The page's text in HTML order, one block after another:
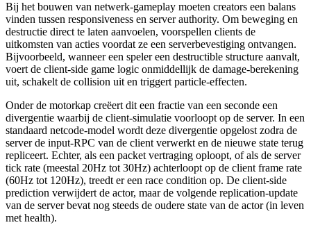
Bij het bouwen van netwerk-gameplay moeten creators een balans
vinden tussen responsiveness en server authority. Om beweging en
destructie direct te laten aanvoelen, voorspellen clients de
uitkomsten van acties voordat ze een serverbevestiging ontvangen.
Bijvoorbeeld, wanneer een speler een destructible structure aanvalt,
voert de client-side game logic onmiddellijk de damage-berekening
uit, schakelt de collision uit en triggert particle-effecten.
Onder de motorkap creëert dit een fractie van een seconde een
divergentie waarbij de client-simulatie voorloopt op de server. In een
standaard netcode-model wordt deze divergentie opgelost zodra de
server de input-RPC van de client verwerkt en de nieuwe state terug
repliceert. Echter, als een packet vertraging oploopt, of als de server
tick rate (meestal 20Hz tot 30Hz) achterloopt op de client frame rate
(60Hz tot 120Hz), treedt er een race condition op. De client-side
prediction verwijdert de actor, maar de volgende replication-update
van de server bevat nog steeds de oudere state van de actor (in leven
met health).